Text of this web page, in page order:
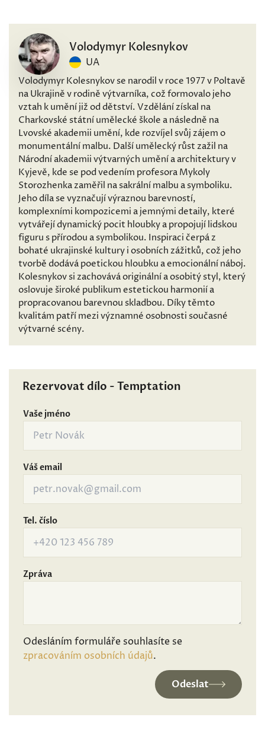
Volodymyr Kolesnykov
UA
Volodymyr Kolesnykov se narodil v roce 1977 v Poltavě
na Ukrajině v rodině výtvarníka, což formovalo jeho
vztah k umění již od dětství. Vzdělání získal na
Charkovské státní umělecké škole a následně na
Lvovské akademii umění, kde rozvíjel svůj zájem o
monumentální malbu. Další umělecký růst zažil na
Národní akademii výtvarných umění a architektury v
Kyjevě, kde se pod vedením profesora Mykoly
Storozhenka zaměřil na sakrální malbu a symboliku.
Jeho díla se vyznačují výraznou barevností,
komplexními kompozicemi a jemnými detaily, které
vytvářejí dynamický pocit hloubky a propojují lidskou
figuru s přírodou a symbolikou. Inspiraci čerpá z
bohaté ukrajinské kultury i osobních zážitků, což jeho
tvorbě dodává poetickou hloubku a emocionální náboj.
Kolesnykov si zachovává originální a osobitý styl, který
oslovuje široké publikum estetickou harmonií a
propracovanou barevnou skladbou. Díky těmto
kvalitám patří mezi významné osobnosti současné
výtvarné scény.
Rezervovat dílo - Temptation
Vaše jméno
Váš email
Tel. číslo
Zpráva
Odesláním formuláře souhlasíte se
zpracováním osobních údajů.
Odeslat